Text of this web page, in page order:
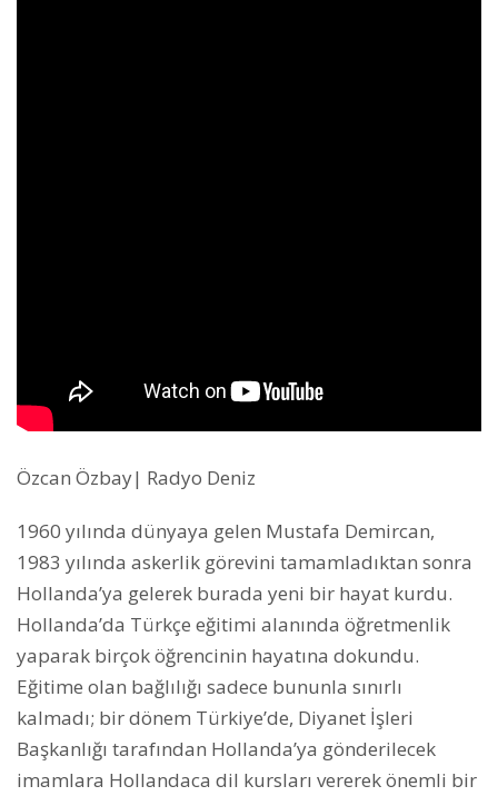
Özcan Özbay| Radyo Deniz
1960 yılında dünyaya gelen Mustafa Demircan,
1983 yılında askerlik görevini tamamladıktan sonra
Hollanda’ya gelerek burada yeni bir hayat kurdu.
Hollanda’da Türkçe eğitimi alanında öğretmenlik
yaparak birçok öğrencinin hayatına dokundu.
Eğitime olan bağlılığı sadece bununla sınırlı
kalmadı; bir dönem Türkiye’de, Diyanet İşleri
Başkanlığı tarafından Hollanda’ya gönderilecek
imamlara Hollandaca dil kursları vererek önemli bir